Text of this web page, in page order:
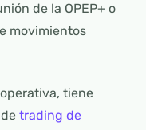
de la OPEP+ o
movimientos
tiene
trading de